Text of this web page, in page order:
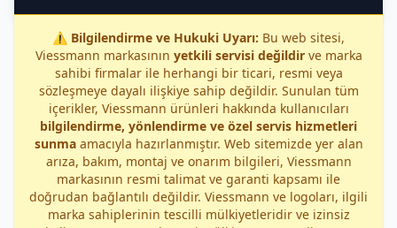
⚠️ Bilgilendirme ve Hukuki Uyarı: Bu web sitesi,
Viessmann markasının yetkili servisi değildirve marka
sahibi firmalar ile herhangi bir ticari, resmi veya
sözleşmeye dayalı ilişkiye sahip değildir. Sunulan tüm
içerikler, Viessmann ürünleri hakkında kullanıcıları
bilgilendirme, yönlendirme ve özel servis hizmetleri
sunmaamacıyla hazırlanmıştır. Web sitemizde yer alan
arıza, bakım, montaj ve onarım bilgileri, Viessmann
markasının resmi talimat ve garanti kapsamı ile
doğrudan bağlantılı değildir. Viessmann ve logoları, ilgili
marka sahiplerinin tescilli mülkiyetleridir ve izinsiz